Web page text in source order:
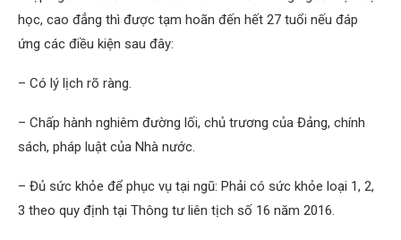
học, cao đẳng thì được tạm hoãn đến hết 27 tuổi nếu đáp
ứng các điều kiện sau đây:
– Có lý lịch rõ ràng.
– Chấp hành nghiêm đường lối, chủ trương của Đảng, chính
sách, pháp luật của Nhà nước.
– Đủ sức khỏe để phục vụ tại ngũ: Phải có sức khỏe loại 1, 2,
3 theo quy định tại Thông tư liên tịch số 16 năm 2016.